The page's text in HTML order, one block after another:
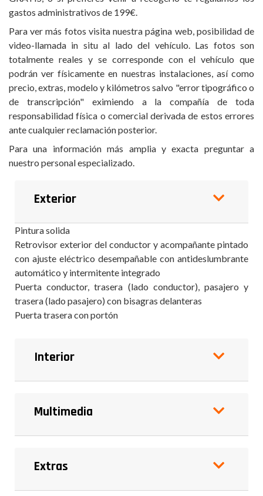
gastos administrativos de 199€.
Para ver más fotos visita nuestra página web, posibilidad de
video-llamada in situ al lado del vehículo. Las fotos son
totalmente reales y se corresponde con el vehículo que
podrán ver físicamente en nuestras instalaciones, así como
precio, extras, modelo y kilómetros salvo "error tipográfico o
de transcripción" eximiendo a la compañía de toda
responsabilidad física o comercial derivada de estos errores
ante cualquier reclamación posterior.
Para una información más amplia y exacta preguntar a
nuestro personal especializado.
Exterior
Pintura solida
Retrovisor exterior del conductor y acompañante pintado
con ajuste eléctrico desempañable con antideslumbrante
automático y intermitente integrado
Puerta conductor, trasera (lado conductor), pasajero y
trasera (lado pasajero) con bisagras delanteras
Puerta trasera con portón
Interior
Multimedia
Extras